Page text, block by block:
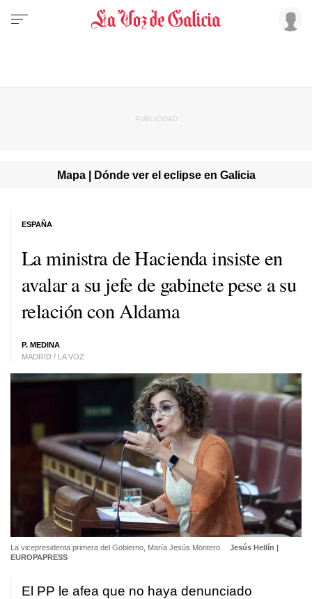
Mapa | Dónde ver el eclipse en Galicia
La ministra de Hacienda insiste en
avalar a su jefe de gabinete pese a su
relación con Aldama
P. MEDINA
MADRID / LA VOZ
ESPAÑA
La vicepresidenta primera del Gobierno, María Jesús Montero.
Jesús Hellín |
EUROPAPRESS
El PP le afea que no haya denunciado